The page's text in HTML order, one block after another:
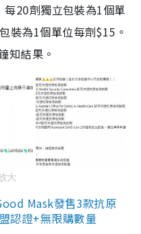
每20劑獨立包裝為1個單
裝為1個單位每劑$15。
知結果。
大
Mask發售3款抗原
認證+無限購數量